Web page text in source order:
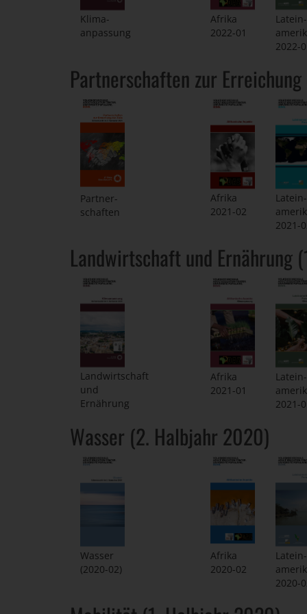
Klima-
anpassung
Afrika
2022-01
Latein-
2022-
Partnerschaften zur
Partner-
schaften
Afrika
2021-02
Latein-
2021-
Landwirtschaft und Ernährung
Landwirtschaft
und
Ernährung
Afrika
2021-01
Latein-
2021-
Wasser (2. Halbjahr 2020)
Wasser
(2020-02)
Afrika
2020-02
Latein-
2020-